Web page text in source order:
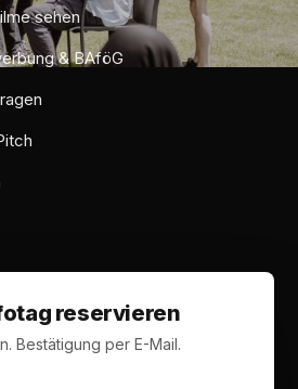
sehen
& BAföG
reservieren
Bestätigung per E-Mail.